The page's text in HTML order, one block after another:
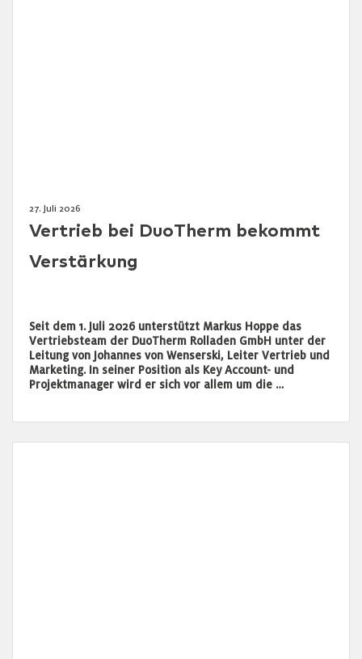
27. Juli 2026
Vertrieb bei DuoTherm bekommt
Verstärkung
Seit dem 1. Juli 2026 unterstützt Markus Hoppe das
Vertriebsteam der DuoTherm Rolladen GmbH unter der
Leitung von Johannes von Wenserski, Leiter Vertrieb und
Marketing. In seiner Position als Key Account- und
Projektmanager wird er sich vor allem um die …